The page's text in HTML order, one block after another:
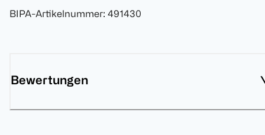
BIPA-Artikelnummer: 491430
Bewertungen